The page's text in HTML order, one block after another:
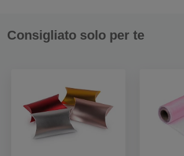
Consigliato solo per te